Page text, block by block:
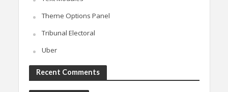
Theme Options Panel
Tribunal Electoral
Uber
Recent Comments